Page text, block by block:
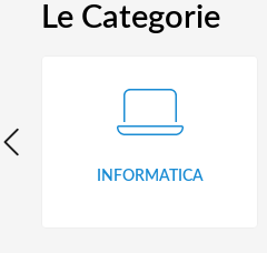
Le Categorie
INFORMATICA